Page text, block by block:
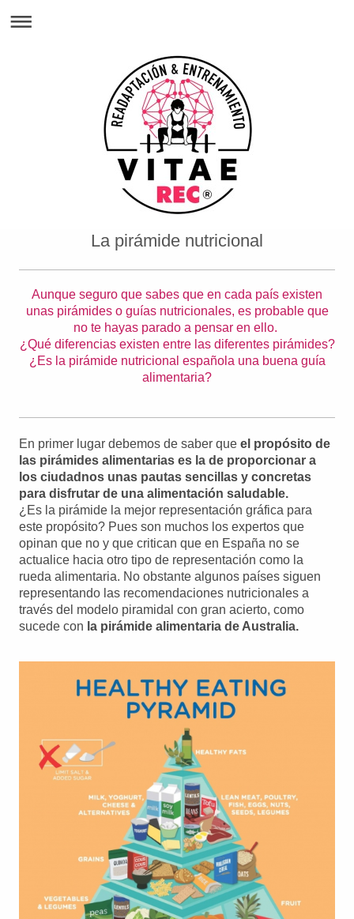
La pirámide nutricional
Aunque seguro que sabes que en cada país existen
unas pirámides o guías nutricionales, es probable que
no te hayas parado a pensar en ello.
¿Qué diferencias existen entre las diferentes pirámides?
¿Es la pirámide nutricional española una buena guía
alimentaria?
En primer lugar debemos de saber que el propósito de
las pirámides alimentarias es la de proporcionar a
los ciudadnos unas pautas sencillas y concretas
para disfrutar de una alimentación saludable.
¿Es la pirámide la mejor representación gráfica para
este propósito? Pues son muchos los expertos que
opinan que no y que critican que en España no se
actualice hacia otro tipo de representación como la
rueda alimentaria. No obstante algunos países siguen
representando las recomendaciones nutricionales a
través del modelo piramidal con gran acierto, como
sucede con la pirámide alimentaria de Australia.